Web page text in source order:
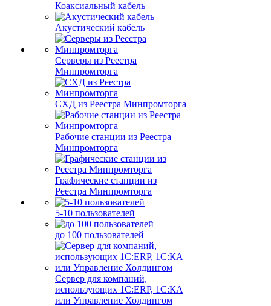
Коаксиальный кабель
Акустический кабель
Серверы из Реестра
Минпромторга
СХД из Реестра Минпромторга
Рабочие станции из Реестра
Минпромторга
Графические станции из
Реестра Минпромторга
5-10 пользователей
до 100 пользователей
Сервер для компаний,
использующих 1C:ERP, 1С:КА
или Управление Холдингом